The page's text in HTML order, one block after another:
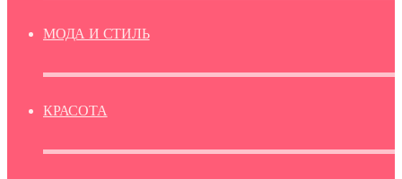
МОДА И СТИЛЬ
КРАСОТА